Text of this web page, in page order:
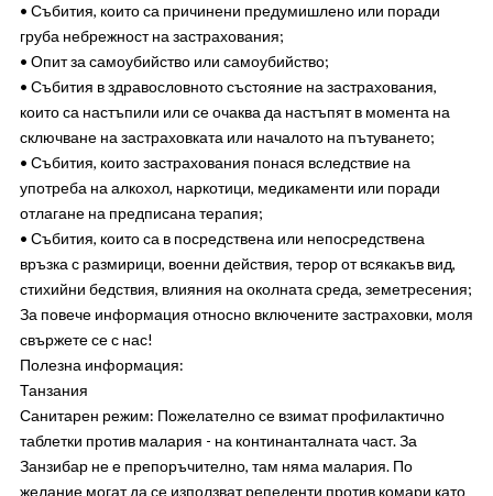
• Събития, които са причинени предумишлено или поради
груба небрежност на застрахования;
• Опит за самоубийство или самоубийство;
• Събития в здравословното състояние на застрахования,
които са настъпили или се очаква да настъпят в момента на
сключване на застраховката или началото на пътуването;
• Събития, които застрахования понася вследствие на
употреба на алкохол, наркотици, медикаменти или поради
отлагане на предписана терапия;
• Събития, които са в посредствена или непосредствена
връзка с размирици, военни действия, терор от всякакъв вид,
стихийни бедствия, влияния на околната среда, земетресения;
За повече информация относно включените застраховки, моля
свържете се с нас!
Полезна информация:
Танзания
Санитарен режим: Пожелателно се взимат профилактично
таблетки против малария - на континанталната част. За
Занзибар не е препоръчително, там няма малария. По
желание могат да се използват репеленти против комари като